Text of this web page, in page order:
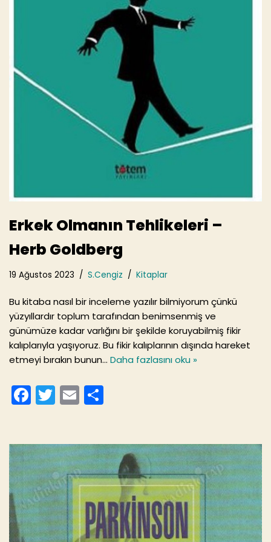
Erkek Olmanın Tehlikeleri –
Herb Goldberg
19 Ağustos 2023 S.Cengiz Kitaplar
Bu kitaba nasıl bir inceleme yazılır bilmiyorum çünkü
yüzyıllardır toplum tarafından benimsenmiş ve
günümüze kadar varlığını bir şekilde koruyabilmiş fikir
kalıplarıyla yaşıyoruz. Bu fikir kalıplarının dışında hareket
etmeyi bırakın bunun… Daha fazlasını oku »
F
a
e
b
o
o
k
T
w
er
E
m
l e